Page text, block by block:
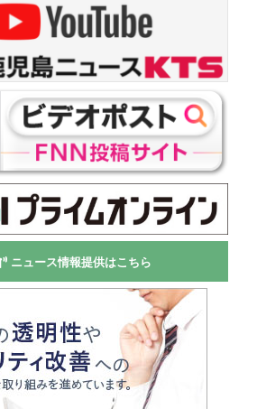
ニュース情報提供はこちら